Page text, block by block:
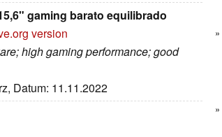
gaming barato equilibrado
version
high gaming performance; good
Datum: 11.11.2022